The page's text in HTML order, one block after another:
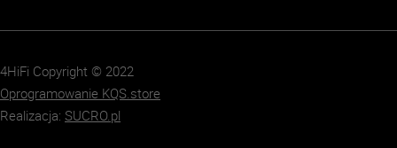
4HiFi Copyright © 2022
Oprogramowanie KQS.store
Realizacja: SUCRO.pl